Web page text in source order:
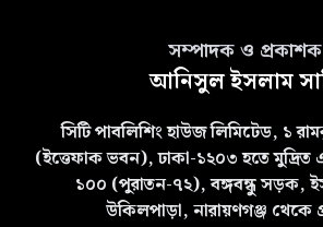
সম্পাদক ও প্রকাশক
আনিসুল ইসলাম
সিটি পাবলিশিং হাউজ লিমিটেড, ১
(ইত্তেফাক ভবন), ঢাকা-১২০৩ হতে
১০০ (পুরাতন-৭২), বঙ্গবন্ধু সড়ক,
উকিলপাড়া, নারায়ণগঞ্জ থেকে